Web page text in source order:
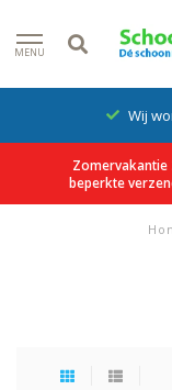
MENU
Wij
Zomervakantie
beperkte